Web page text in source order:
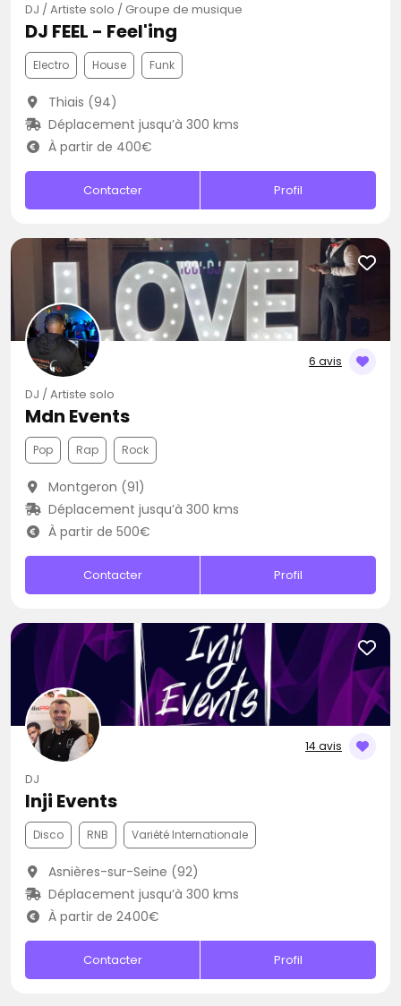
DJ / Artiste solo / Groupe de musique
DJ FEEL - Feel'ing
Electro House Funk
Thiais (94)
Déplacement jusqu’à 300 kms
À partir de 400€
Contacter Profil
6 avis
DJ / Artiste solo
Mdn Events
Pop Rap Rock
Montgeron (91)
Déplacement jusqu’à 300 kms
À partir de 500€
Contacter Profil
14 avis
DJ
Inji Events
Disco RNB Variété Internationale
Asnières-sur-Seine (92)
Déplacement jusqu’à 300 kms
À partir de 2400€
Contacter Profil